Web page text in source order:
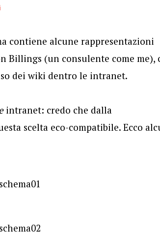
contiene alcune rappresentazioni
Billings (un consulente come me),
dei wiki dentro le intranet.
intranet: credo che dalla
scelta eco-compatibile. Ecco